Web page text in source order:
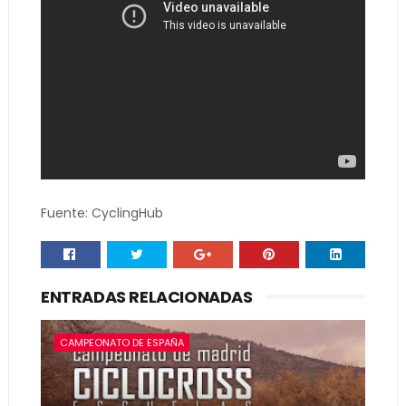
Fuente: CyclingHub
ENTRADAS RELACIONADAS
CAMPEONATO DE ESPAÑA